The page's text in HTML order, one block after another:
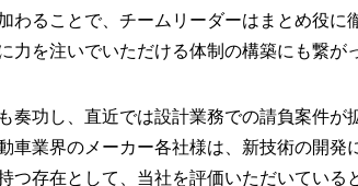
わることで、チームリーダーはまとめ役に
力を注いでいただける体制の構築にも繋が
奏功し、直近では設計業務での請負案件
車業界のメーカー各社様は、新技術の開発
つ存在として、当社を評価いただいている